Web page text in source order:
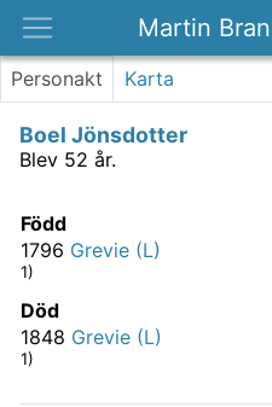
Martin
Platser
Om
Personakt Karta
Boel Jönsdotter
Blev 52 år.
Född
1796 Grevie (L)
1)
Död
1848 Grevie (L)
1)